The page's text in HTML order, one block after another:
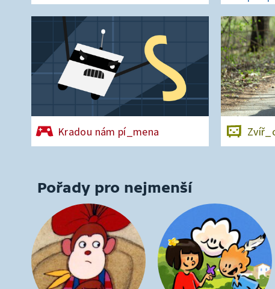
Kradou nám pí_mena
Pořady pro nejmenší